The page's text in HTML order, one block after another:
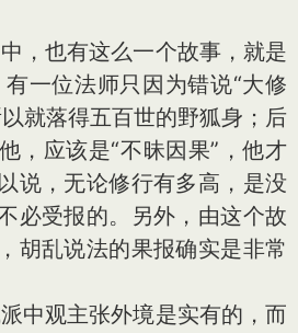
也有这么一个故事，就是
一位法师只因为错说“大修
就落得五百世的野狐身；后
，应该是“不昧因果”，他才
说，无论修行有多高，是没
必受报的。另外，由这个故
胡乱说法的果报确实是非常
观主张外境是实有的，而